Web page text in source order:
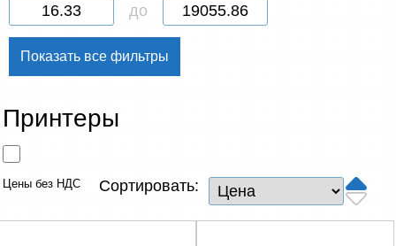
Запомнить
Компьютерные аксессуары
Товары для офиса
Сетевые товары
ТВ, Фото и электроника
до
Принтеры
Цены без НДС Сортировать: